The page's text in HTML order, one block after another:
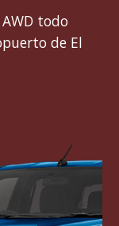
todo
de El